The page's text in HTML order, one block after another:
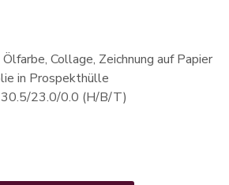
Collage, Zeichnung auf Papier
in Prospekthülle
30.5/23.0/0.0 (H/B/T)